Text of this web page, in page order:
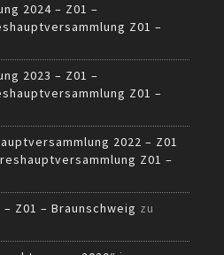
2024 – Z01 –
Z01 –
2023 – Z01 –
Z01 –
2022 – Z01
Z01 –
Z01 – Braunschweig zu